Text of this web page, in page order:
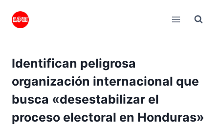
Identifican peligrosa
organización internacional que
busca «desestabilizar el
proceso electoral en Honduras»